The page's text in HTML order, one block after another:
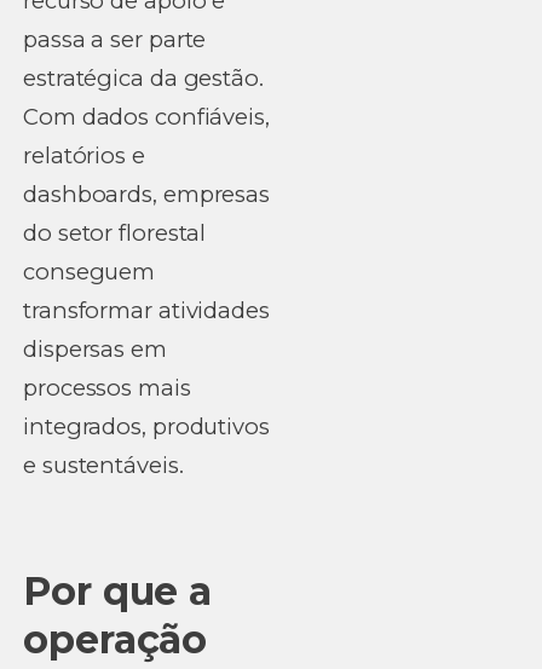
passa a ser parte
estratégica da gestão.
Com dados confiáveis,
relatórios e
dashboards, empresas
do setor florestal
conseguem
transformar atividades
dispersas em
processos mais
integrados, produtivos
e sustentáveis.
Por que a
operação